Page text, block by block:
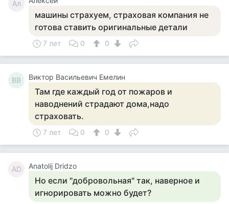
Ал
машины страхуем, страховая компания не
готова ставить оригинальные детали
7 лет 0 0
ВВ Виктор Васильевич Емелин
Там где каждый год от пожаров и
наводнений страдают дома,надо
страховать.
7 лет 0 0
AD Anatolij Dridzo
Но если "добровольная" так, наверное и
игнорировать можно будет?